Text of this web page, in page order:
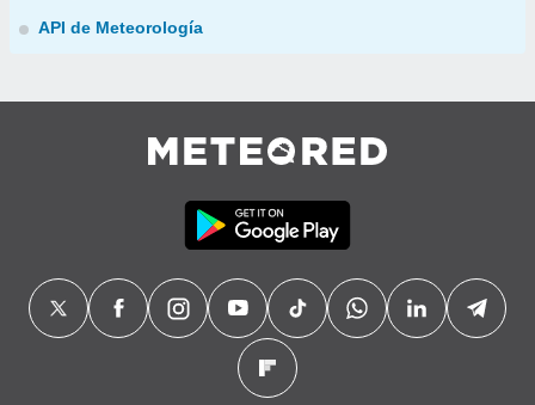
API de Meteorología